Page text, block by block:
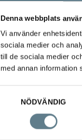
Denna webbplats
Vi använder
sociala medier och
till de sociala medier
med annan information
NÖDVÄNDIG